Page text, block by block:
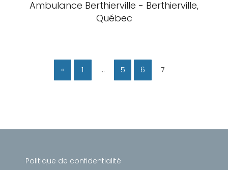
Ambulance Berthierville - Berthierville,
Québec
« 1 … 5 6 7
Politique de confidentialité